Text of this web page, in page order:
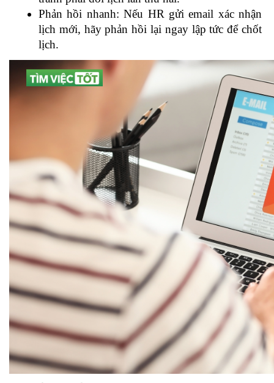
Phản hồi nhanh: Nếu HR gửi email xác nhận
lịch mới, hãy phản hồi lại ngay lập tức để chốt
lịch.